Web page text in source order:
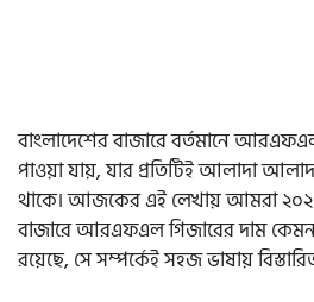
বাংলাদেশের বাজারে বর্তমানে
পাওয়া যায়, যার প্রতিটিই আলাদা
থাকে। আজকের এই লেখায় আমরা
বাজারে আরএফএল গিজারের দাম কেমন
রয়েছে, সে সম্পর্কেই সহজ ভাষায়